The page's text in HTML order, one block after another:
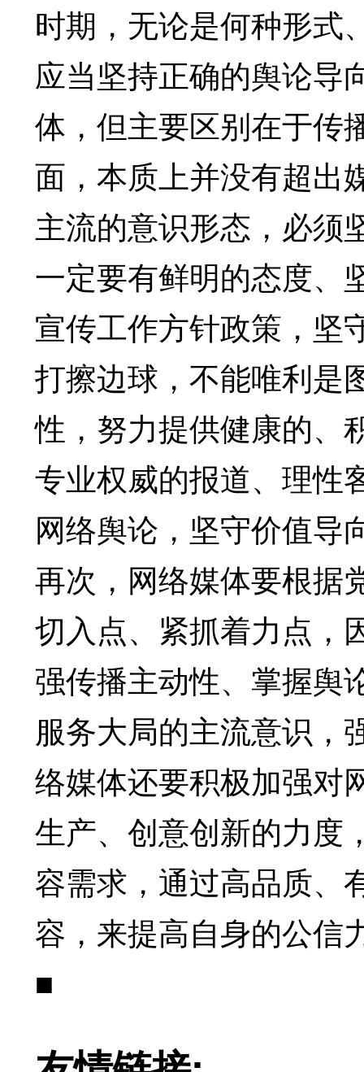
时期，无论是何种形式
应当坚持正确的舆论导
体，但主要区别在于传
面，本质上并没有超出
主流的意识形态，必须
一定要有鲜明的态度、
宣传工作方针政策，坚
打擦边球，不能唯利是
性，努力提供健康的、
专业权威的报道、理性
网络舆论，坚守价值导
再次，网络媒体要根据
切入点、紧抓着力点，
强传播主动性、掌握舆
服务大局的主流意识，
络媒体还要积极加强对
生产、创意创新的力度
容需求，通过高品质、
容，来提高自身的公信
■